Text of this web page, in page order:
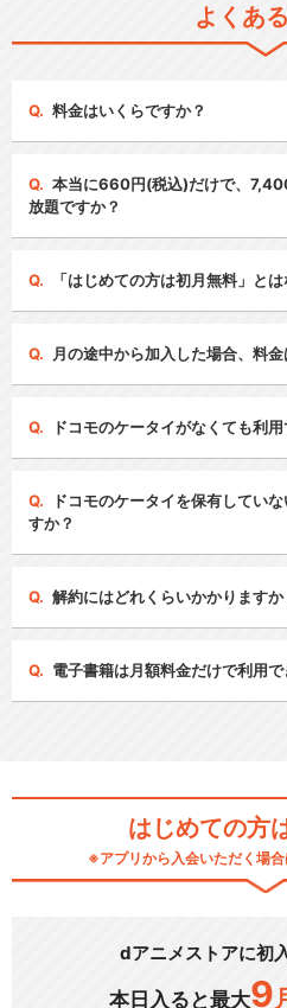
よくあ
料金はいくらですか？
本当に660円(税込)だけで、
放題ですか？
「はじめての方は初月無料」と
月の途中から加入した場合、料
ドコモのケータイがなくても利
ドコモのケータイを保有してい
すか？
解約にはどれくらいかかりますか
電子書籍は月額料金だけで利用で
はじめての方
※アプリから入会いただく場
dアニメストアに初
本日入ると最大9